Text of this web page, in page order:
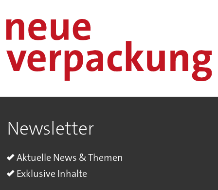
Newsletter
Aktuelle News & Themen
Exklusive Inhalte